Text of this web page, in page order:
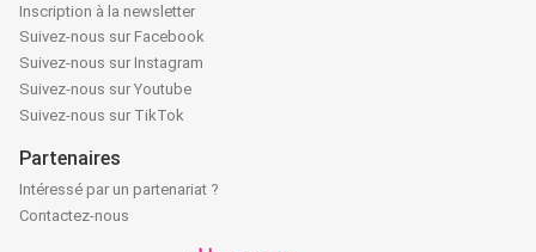
Inscription à la newsletter
Suivez-nous sur Facebook
Suivez-nous sur Instagram
Suivez-nous sur Youtube
Suivez-nous sur TikTok
Partenaires
Intéressé par un partenariat ?
Contactez-nous